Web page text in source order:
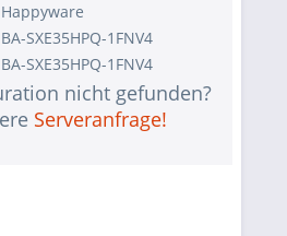
Happyware
BA-SXE35HPQ-1FNV4
BA-SXE35HPQ-1FNV4
nicht gefunden?
Serveranfrage!